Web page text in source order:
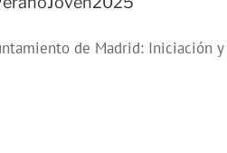
de Madrid: Iniciación